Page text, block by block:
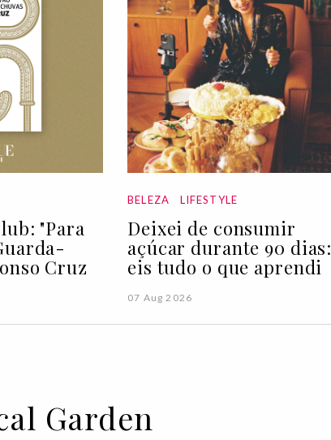
"Para
Cruz
BELEZA LIFESTYLE
Deixei de consumir
açúcar durante 90 dias:
eis tudo o que aprendi
07 Aug 2026
Garden